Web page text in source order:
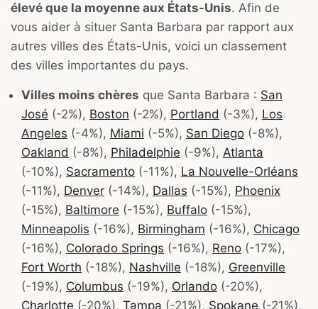
élevé que la moyenne aux États-Unis. Afin de
vous aider à situer Santa Barbara par rapport aux
autres villes des États-Unis, voici un classement
des villes importantes du pays.
Villes moins chères que Santa Barbara : San
José (-2%), Boston (-2%), Portland (-3%), Los
Angeles (-4%), Miami (-5%), San Diego (-8%),
Oakland (-8%), Philadelphie (-9%), Atlanta
(-10%), Sacramento (-11%), La Nouvelle-Orléans
(-11%), Denver (-14%), Dallas (-15%), Phoenix
(-15%), Baltimore (-15%), Buffalo (-15%),
Minneapolis (-16%), Birmingham (-16%), Chicago
(-16%), Colorado Springs (-16%), Reno (-17%),
Fort Worth (-18%), Nashville (-18%), Greenville
(-19%), Columbus (-19%), Orlando (-20%),
Charlotte (-20%), Tampa (-21%), Spokane (-21%),